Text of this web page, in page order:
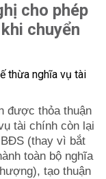
cho phép
chuyển
được thỏa thuận
tài chính còn lại
(thay vì bắt
toàn bộ nghĩa
tạo thuận